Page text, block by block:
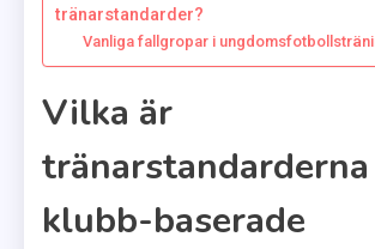
tränarstandarder?
Vanliga fallgropar i
Vilka är
klubb-baserade